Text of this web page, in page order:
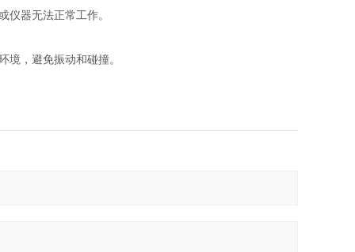
仪器无法正常工作。
境，避免振动和碰撞。